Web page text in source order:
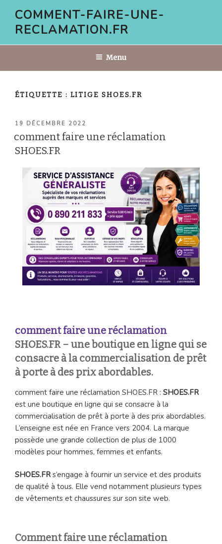
contenu
COMMENT-FAIRE-UNE-
RECLAMATION.FR
Menu
ÉTIQUETTE : LITIGE SHOES.FR
PUBLIÉ
19 DÉCEMBRE 2022
comment faire une réclamation
SHOES.FR
comment faire une réclamation
SHOES.FR – une boutique en ligne qui se
consacre à la commercialisation de prêt
à porte à des prix abordables.
comment faire une réclamation SHOES.FR : SHOES.FR
est une boutique en ligne qui se consacre à la
commercialisation de prêt à porte à des prix abordables.
L’enseigne est née en France vers 2004. La marque
possède une grande collection de plus de 1000
modèles pour hommes, femmes et enfants.
SHOES.FR s’engage à fournir un service et des produits
de qualité à tous. Elle vend notamment plusieurs types
de vêtements et chaussures sur son site web.
Comment faire une réclamation